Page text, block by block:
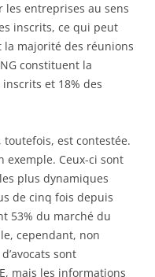
les entreprises au sens
inscrits, ce qui peut
majorité des réunions
constituent la
et 18% des
toutefois, est contestée.
exemple. Ceux-ci sont
plus dynamiques
de cinq fois depuis
53% du marché du
cependant, non
sont
mais les informations